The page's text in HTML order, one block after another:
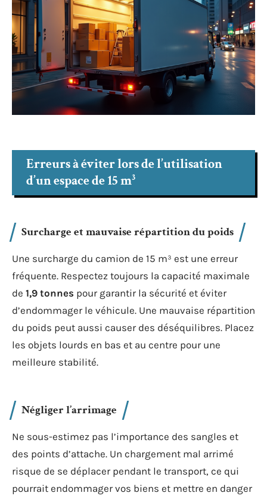
Erreurs à éviter lors de l’utilisation
d’un espace de 15 m³
Surcharge et mauvaise répartition du poids
Une surcharge du camion de 15 m³ est une erreur
fréquente. Respectez toujours la capacité maximale
de 1,9 tonnes pour garantir la sécurité et éviter
d’endommager le véhicule. Une mauvaise répartition
du poids peut aussi causer des déséquilibres. Placez
les objets lourds en bas et au centre pour une
meilleure stabilité.
Négliger l’arrimage
Ne sous-estimez pas l’importance des sangles et
des points d’attache. Un chargement mal arrimé
risque de se déplacer pendant le transport, ce qui
pourrait endommager vos biens et mettre en danger